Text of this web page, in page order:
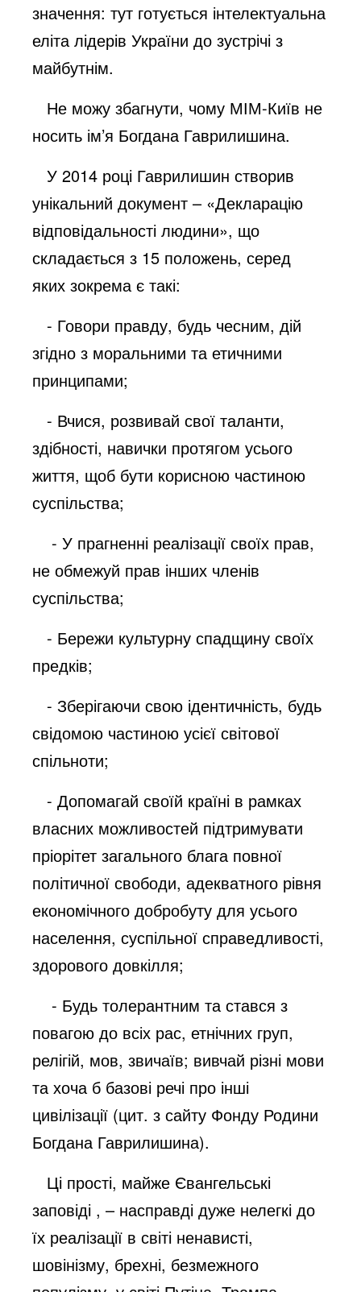
значення: тут готується інтелектуальна
еліта лідерів України до зустрічі з
майбутнім.
Не можу збагнути, чому МІМ-Київ не
носить ім’я Богдана Гаврилишина.
У 2014 році Гаврилишин створив
унікальний документ – «Декларацію
відповідальності людини», що
складається з 15 положень, серед
яких зокрема є такі:
- Говори правду, будь чесним, дій
згідно з моральними та етичними
принципами;
- Вчися, розвивай свої таланти,
здібності, навички протягом усього
життя, щоб бути корисною частиною
суспільства;
- У прагненні реалізації своїх прав,
не обмежуй прав інших членів
суспільства;
- Бережи культурну спадщину своїх
предків;
- Зберігаючи свою ідентичність, будь
свідомою частиною усієї світової
спільноти;
- Допомагай своїй країні в рамках
власних можливостей підтримувати
пріорітет загального блага повної
політичної свободи, адекватного рівня
економічного добробуту для усього
населення, суспільної справедливості,
здорового довкілля;
- Будь толерантним та стався з
повагою до всіх рас, етнічних груп,
релігій, мов, звичаїв; вивчай різні мови
та хоча б базові речі про інші
цивілізації (цит. з сайту Фонду Родини
Богдана Гаврилишина).
Ці прості, майже Євангельські
заповіді , – насправді дуже нелегкі до
їх реалізації в світі ненависті,
шовінізму, брехні, безмежного